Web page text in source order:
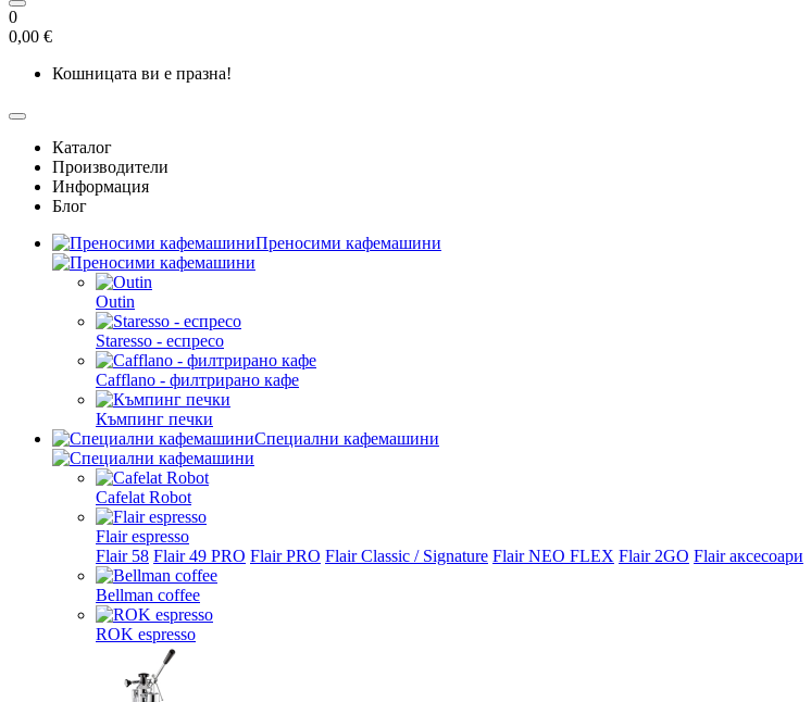
0
0,00 €
Кошницата ви е празна!
Каталог
Производители
Информация
Блог
Преносими кафемашини
Outin
Staresso - еспресо
Cafflano - филтрирано кафе
Къмпинг печки
Специални кафемашини
Cafelat Robot
Flair espresso
Flair 58 Flair 49 PRO Flair PRO Flair Classic / Signature Flair NEO FLEX Flair 2GO Flair аксесоари
Bellman coffee
ROK espresso